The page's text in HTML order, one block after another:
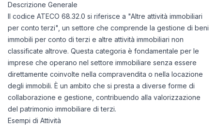
Descrizione Generale
Il codice ATECO 68.32.0 si riferisce a "Altre attività immobiliari
per conto terzi", un settore che comprende la gestione di beni
immobili per conto di terzi e altre attività immobiliari non
classificate altrove. Questa categoria è fondamentale per le
imprese che operano nel settore immobiliare senza essere
direttamente coinvolte nella compravendita o nella locazione
degli immobili. È un ambito che si presta a diverse forme di
collaborazione e gestione, contribuendo alla valorizzazione
del patrimonio immobiliare di terzi.
Esempi di Attività